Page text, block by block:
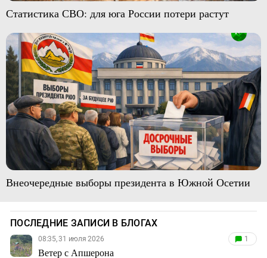
Статистика СВО: для юга России потери растут
Внеочередные выборы президента в Южной Осетии
ПОСЛЕДНИЕ ЗАПИСИ В БЛОГАХ
08:35, 31 июля 2026
Ветер с Апшерона
1